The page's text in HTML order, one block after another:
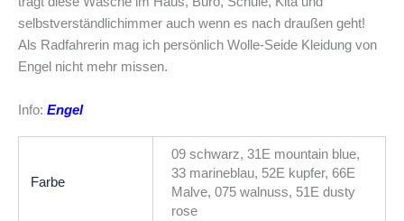
selbstverständlichimmer auch wenn es nach draußen geht!
Als Radfahrerin mag ich persönlich Wolle-Seide Kleidung von
Engel nicht mehr missen.
Info: Engel
Farbe
09 schwarz, 31E mountain blue,
33 marineblau, 52E kupfer, 66E
Malve, 075 walnuss, 51E dusty
rose